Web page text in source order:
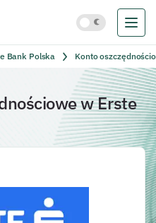
Bank Polska Konto
w Erste